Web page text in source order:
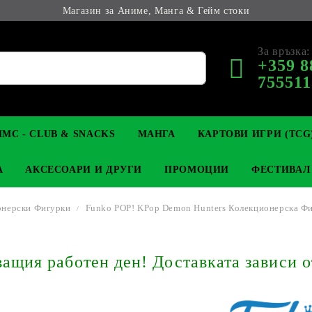
Магазин за Аниме, Манга & Гейм стоки
За връзка:
+359
КОЛЕКЦИОНЕРСКИ
YU-GI-OH! TCG
- CLUB & SNACKS МАНГА
LIGHT NOVEL
КАРТОВИ ИГРИ
MAGIC: THE GATHERING
АНИМЕ ФИГУРКИ
АКСЕСОАРИ И ДРУГИ
КЛЮЧОДЪРЖАТЕЛИ
ПРОМОЦИИ
Фигурки Funko POP! KPop Demon Hunters Колекционерска
работен ден! Доставката зависи